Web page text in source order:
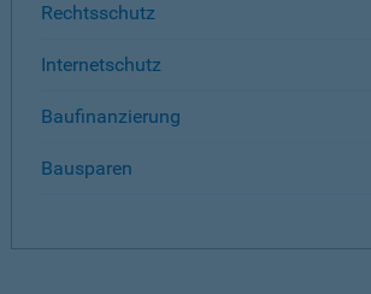
Rechtsschutz
Internetschutz
Baufinanzierung
Bausparen